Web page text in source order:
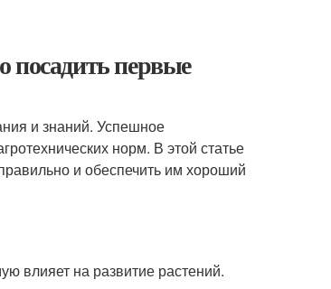
первые
и знаний. Успешное
норм. В этой статье
и обеспечить им хороший
влияет на развитие растений.